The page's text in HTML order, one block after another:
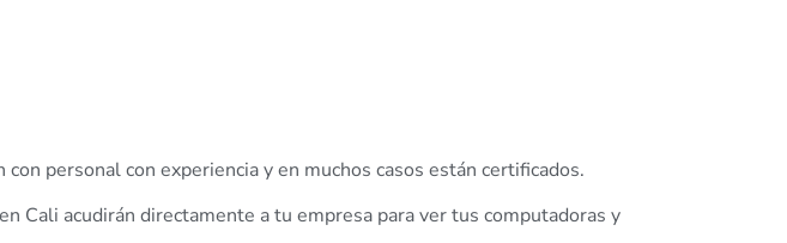
con personal con experiencia y en muchos casos están certificados.
Cali acudirán directamente a tu empresa para ver tus computadoras y